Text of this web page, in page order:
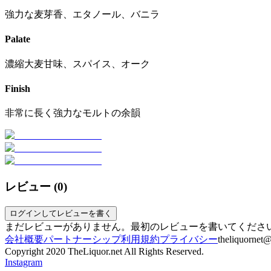
強力な麦芽香、エタノール、バニラ
Palate
濃縮大麦甘味、スパイス、オーク
Finish
非常に長く強力なモルトの余韻
レビュー (0)
ログインしてレビューを書く
まだレビューがありません。最初のレビューを書いてくださ
会社概要パートナーシップ利用規約プライバシー
Copyright 2020 TheLiquor.net All Rights Reserved.
Instagram